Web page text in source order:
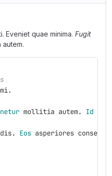
Eveniet quae minima. Fugit
autem.
.
mollitia autem. Id
. Eos asperiores